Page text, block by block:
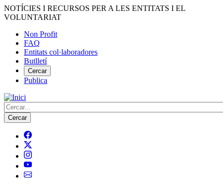
Vés
al
NOTÍCIES I RECURSOS PER A LES ENTITATS I EL
VOLUNTARIAT
Menú
del
compte
d'usuari
Non Profit
FAQ
Entitats col·laboradores
Butlletí
Cercar
Publica
Cerca